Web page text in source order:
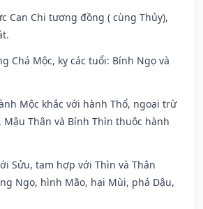
Can Chi tương đồng ( cùng Thủy),
Chá Mộc, kỵ các tuổi: Bính Ngọ và
Mộc khắc với hành Thổ, ngoại trừ
Mậu Thân và Bính Thìn thuộc hành
Sửu, tam hợp với Thìn và Thân
Ngọ, hình Mão, hại Mùi, phá Dậu,